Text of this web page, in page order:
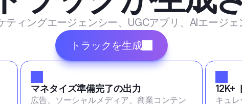
ィングエージェンシー、UGCアプリ、AIエージ
トラックを生成
マネタイズ準備完了の出力
広告、ソーシャルメディア、商業コンテン
12K+
キュ